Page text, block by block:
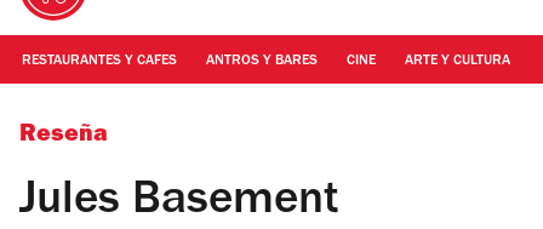
RESTAURANTES Y CAFES ANTROS Y BARES CINE ARTE Y CULTURA
Foto: Alejandra Carbajal
Reseña
Jules Basement